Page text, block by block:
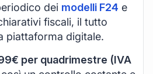
dei modelli F24 e
fiscali, il tutto
piattaforma digitale.
per quadrimestre (IVA